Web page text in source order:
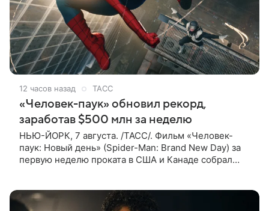
12 часов назад ТАСС
«Человек-паук» обновил рекорд,
заработав $500 млн за неделю
НЬЮ-ЙОРК, 7 августа. /ТАСС/. Фильм «Человек-
паук: Новый день» (Spider-Man: Brand New Day) за
первую неделю проката в США и Канаде собрал